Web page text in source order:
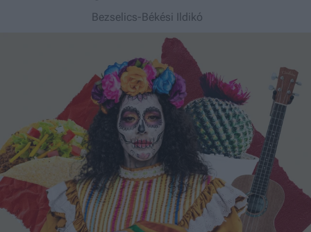
Bezselics-Békési Ildikó